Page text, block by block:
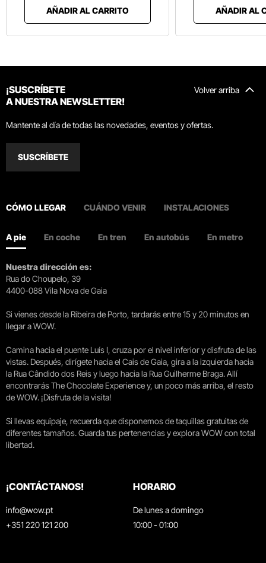
AÑADIR AL CARRITO AÑADIR AL
Volver arriba
¡SUSCRÍBETE
A NUESTRA NEWSLETTER!
Mantente al día de todas las novedades, eventos y ofertas.
SUSCRÍBETE
CÓMO LLEGAR CUÁNDO VENIR INSTALACIONES
A pie En coche En tren En autobús En metro
Nuestra dirección es:
Rua do Choupelo, 39
4400-088 Vila Nova de Gaia
Si vienes desde la Ribeira de Porto, tardarás entre 15 y 20 minutos en
llegar a WOW.
Camina hacia el puente Luís I, cruza por el nivel inferior y disfruta de las
vistas. Después, dirígete hacia el Cais de Gaia, gira a la izquierda hacia
la Rua Cândido dos Reis y luego hacia la Rua Guilherme Braga. Allí
encontrarás The Chocolate Experience y, un poco más arriba, el resto
de WOW. ¡Disfruta de la visita!
Si llevas equipaje, recuerda que disponemos de taquillas gratuitas de
diferentes tamaños. Guarda tus pertenencias y explora WOW con total
libertad.
¡CONTÁCTANOS!
info@wow.pt
+351 220 121 200
HORARIO
De lunes a domingo
10:00 - 01:00